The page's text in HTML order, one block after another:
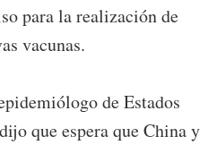
para la realización de
vacunas.
de Estados
que espera que China y